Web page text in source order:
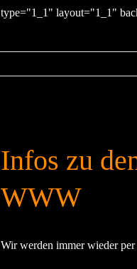
type="1_1" layout="1_1"
Infos zu
WWW
Wir werden immer wieder